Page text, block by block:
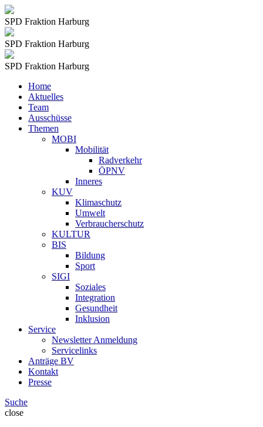
SPD Fraktion Harburg
SPD Fraktion Harburg
SPD Fraktion Harburg
Home
Aktuelles
Team
Ausschüsse
Themen
MOBI
Mobilität
Radverkehr
ÖPNV
Inneres
KUV
Klimaschutz
Umwelt
Verbraucherschutz
KULTUR
BIS
Bildung
Sport
SIGI
Soziales
Integration
Gesundheit
Inklusion
Service
Newsletter Anmeldung
Servicelinks
Anträge BV
Kontakt
Presse
Suche
close